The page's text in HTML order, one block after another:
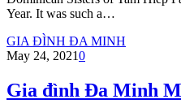
Year. It was such a…
GIA ĐÌNH ĐA MINH
May 24, 20210
Gia đình Đa Minh